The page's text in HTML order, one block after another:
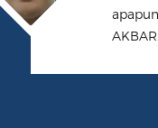
AKBAR.